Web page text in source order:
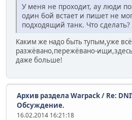
У меня не проходит, ау люди
один бой встает и пишет не
подходящий танк. Что сделать?
Каким же надо быть тупым,уже всё
разжёвано,пережёвано-
даже больше!
Архив раздела Warpack/ Re:
Обсуждение.
16.02.2014 16:21:18